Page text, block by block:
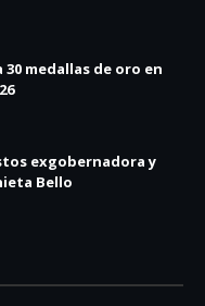
medallas de oro en
exgobernadora y
Bello